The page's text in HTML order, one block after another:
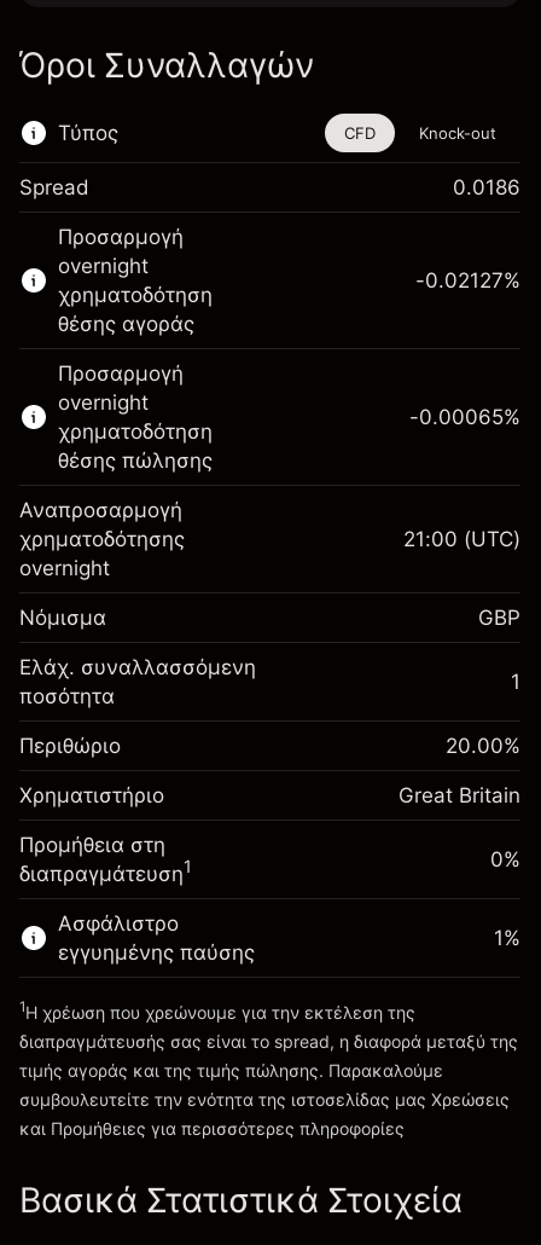
Όροι Συναλλαγών
Τύπος
Αυτό το χρηματοοικονομικό εργαλείο είναι
διαθέσιμο για διαπραγμάτευση μέσω CFDs
και Knock-outs.
Μάθετε περισσότερα σχετικά με:
CFDs
Knock-outs
CFD Knock-out
Spread 0.0186
Προσαρμογή
overnight
χρηματοδότηση
θέσης αγοράς
Περιθώριο. Η επένδυσή
σας
£1,000.00
Αναπροσαρμογή
χρηματοδότησης κατά
τη διάρκεια της νύχτας
Χρεώσεις από την πλήρη αξία
της θέσης
-0.021271
Μέγεθος διαπραγμάτευσης με μόχλευση
~£5,000.00
Χρήματα από μόχλευση ~
£4,000.00
Πηγαίνετε στην πλατφόρμα
-0.02127%
Προσαρμογή
overnight
χρηματοδότηση
θέσης πώλησης
Περιθώριο. Η επένδυσή
σας
Αναπροσαρμογή
χρηματοδότησης κατά
τη διάρκεια της νύχτας
Χρεώσεις από την πλήρη αξία
της θέσης
-0.000647
%
(-£0.03)
Μέγεθος διαπραγμάτευσης με μόχλευση
£5,000.00
Χρήματα από μόχλευση ~
Πηγαίνετε στην πλατφόρμα
-0.00065%
Αναπροσαρμογή
χρηματοδότησης
overnight
21:00 (UTC)
Νόμισμα GBP
Ελάχ. συναλλασσόμενη
ποσότητα
1
Περιθώριο 20.00%
Χρηματιστήριο Great Britain
Προμήθεια στη
διαπραγμάτευση1 0%
Ασφάλιστρο
εγγυημένης παύσης
Χρεώσεις και Τέλη
1%
1Η χρέωση που χρεώνουμε για την εκτέλεση της
διαπραγμάτευσής σας είναι το spread, η διαφορά μεταξύ της
τιμής αγοράς και της τιμής πώλησης. Παρακαλούμε
συμβουλευτείτε την ενότητα της ιστοσελίδας μας Χρεώσεις
και Προμήθειες για περισσότερες πληροφορίες
Βασικά Στατιστικά Στοιχεία